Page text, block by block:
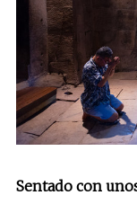
Sentado con